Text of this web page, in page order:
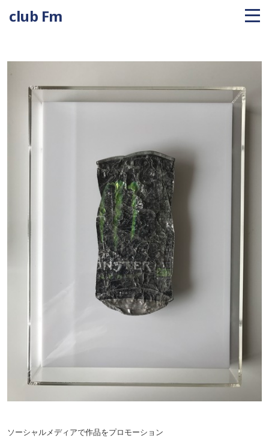
club Fm
ソーシャルメディアで作品をプロモーション